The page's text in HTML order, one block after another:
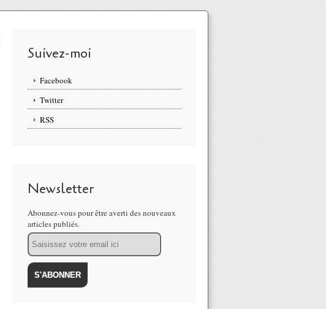
Suivez-moi
Facebook
Twitter
RSS
Newsletter
Abonnez-vous pour être averti des nouveaux
articles publiés.
Email